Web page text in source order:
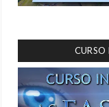
CURSO